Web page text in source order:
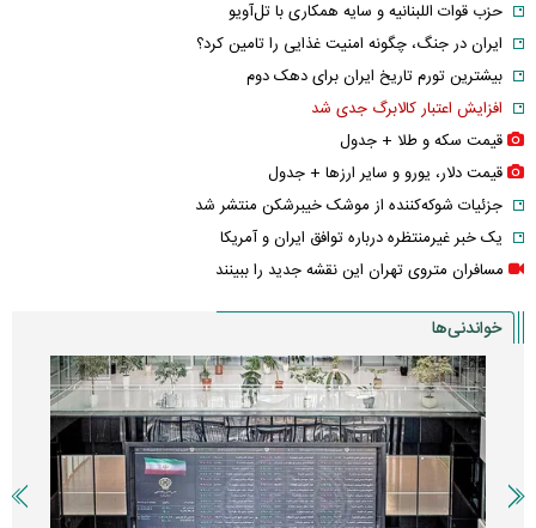
حزب قوات اللبنانیه و سایه همکاری با تل‌آویو
ایران در جنگ، چگونه امنیت غذایی را تامین کرد؟
بیشترین تورم تاریخ ایران برای دهک دوم
افزایش اعتبار کالابرگ جدی شد
قیمت سکه و طلا + جدول
قیمت دلار، یورو و سایر ارز‌ها + جدول
جزئیات شوکه‌کننده از موشک خیبرشکن منتشر شد
یک خبر غیرمنتظره درباره توافق ایران و آمریکا
مسافران متروی تهران این نقشه جدید را ببینند
خواندنی‌ها